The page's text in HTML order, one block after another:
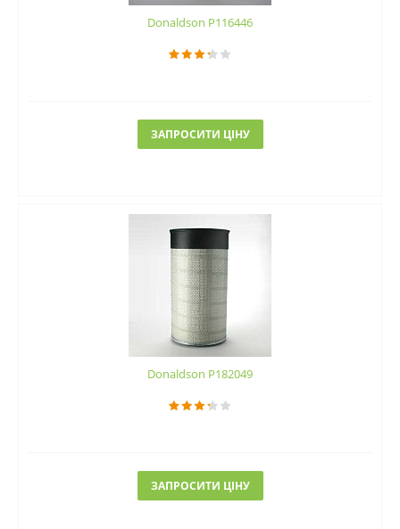
Donaldson P116446
ЗАПРОСИТИ ЦІНУ
Donaldson P182049
ЗАПРОСИТИ ЦІНУ